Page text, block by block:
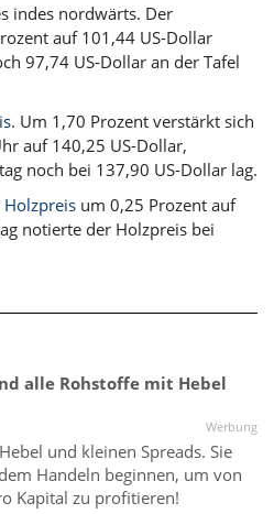
indes nordwärts. Der
auf 101,44 US-Dollar
97,74 US-Dollar an der Tafel
. Um 1,70 Prozent verstärkt sich
auf 140,25 US-Dollar,
noch bei 137,90 US-Dollar lag.
Holzpreis um 0,25 Prozent auf
notierte der Holzpreis bei
alle Rohstoffe mit Hebel
Werbung
und kleinen Spreads. Sie
Handeln beginnen, um von
Kapital zu profitieren!